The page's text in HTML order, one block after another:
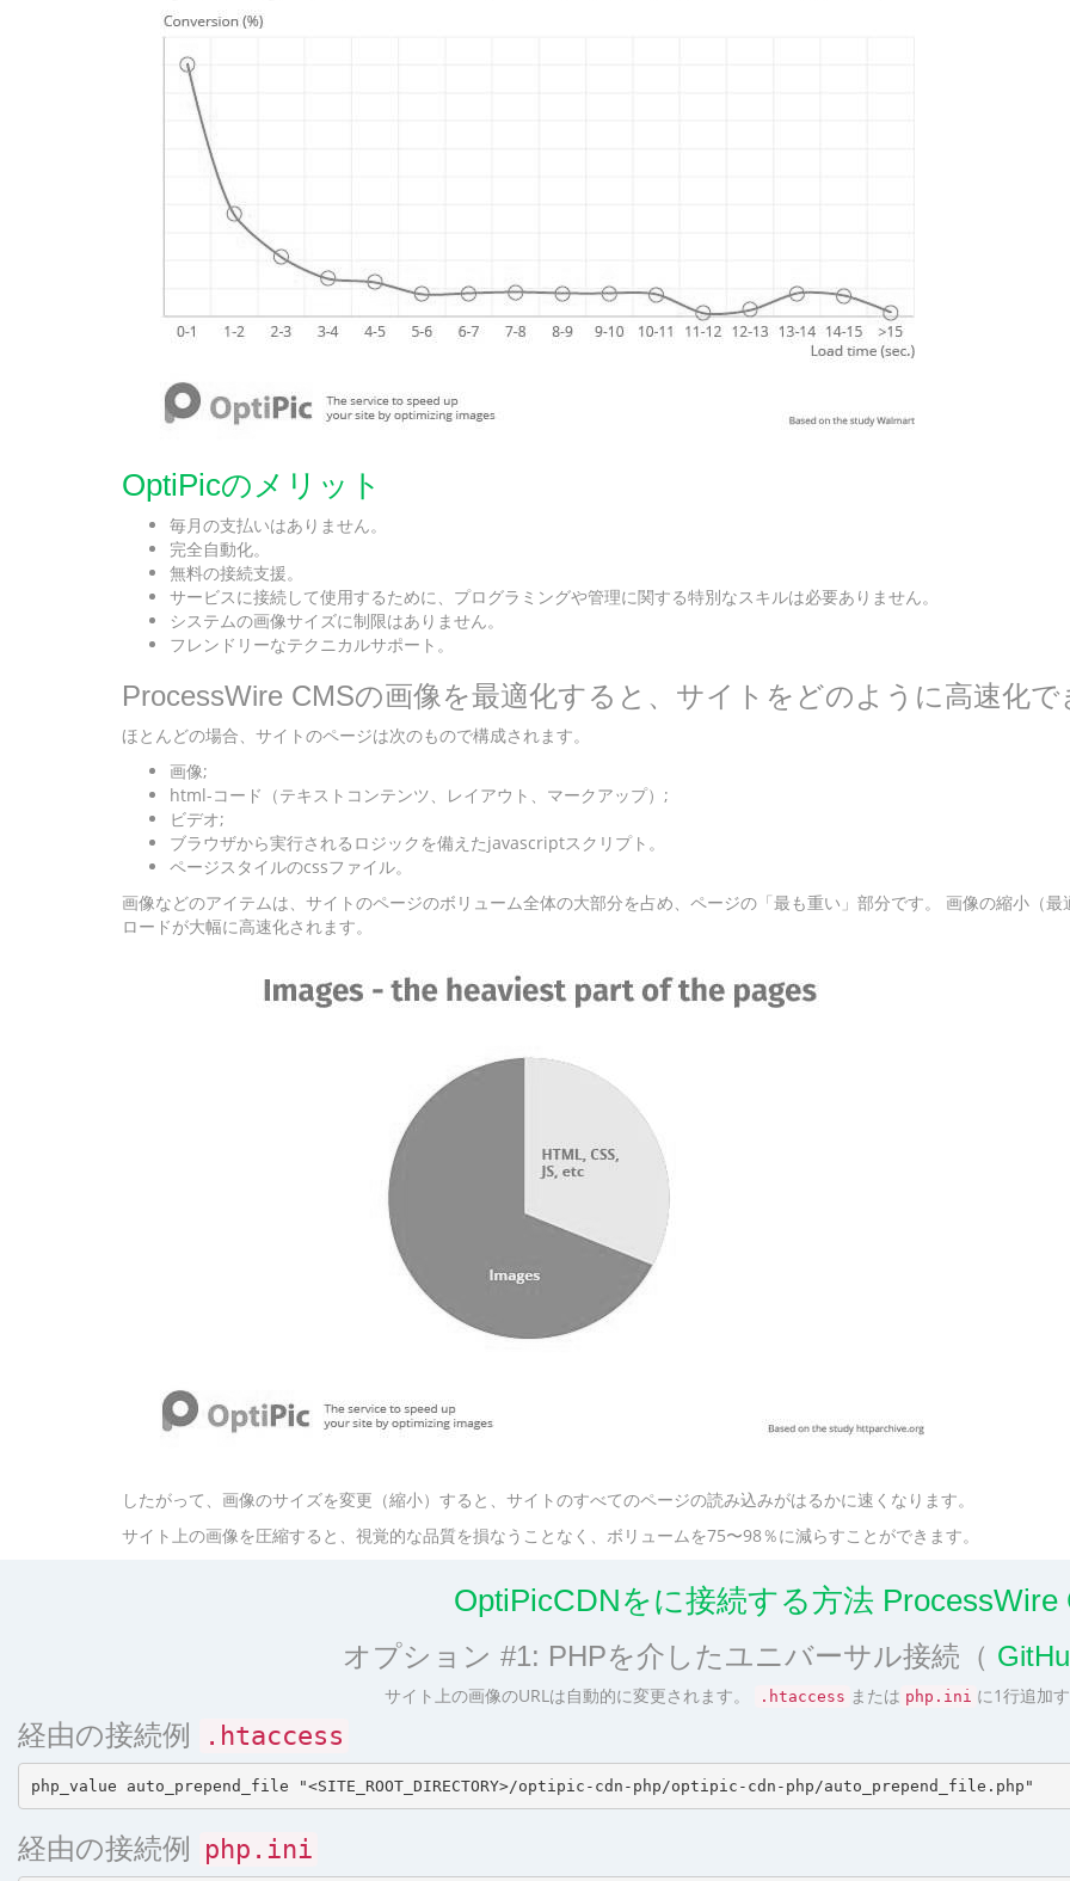
OptiPicのメリット
毎月の支払いはありません。
完全自動化。
無料の接続支援。
サービスに接続して使用するために、プログラミングや管理に関する特別なスキルは必要ありません。
システムの画像サイズに制限はありません。
フレンドリーなテクニカルサポート。
ProcessWire CMSの画像を最適化すると、サイトをどのように高速化で
ほとんどの場合、サイトのページは次のもので構成されます。
画像;
html-コード（テキストコンテンツ、レイアウト、マークアップ）;
ビデオ;
ブラウザから実行されるロジックを備えたjavascriptスクリプト。
ページスタイルのcssファイル。
画像などのアイテムは、サイトのページのボリューム全体の大部分を占め、ページの「最も重い」部分です。 画像の縮小（
ロードが大幅に高速化されます。
したがって、画像のサイズを変更（縮小）すると、サイトのすべてのページの読み込みがはるかに速くなります。
サイト上の画像を圧縮すると、視覚的な品質を損なうことなく、ボリュームを75〜98％に減らすことができます。
OptiPicCDNをに接続する方法 ProcessWire
オプション #1: PHPを介したユニバーサル接続（
サイト上の画像のURLは自動的に変更されます。 .htaccess または php.ini に1行追加
経由の接続例 .htaccess
経由の接続例 php.ini